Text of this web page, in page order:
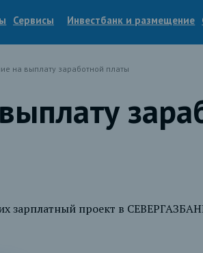
Сервисы Инвестбанк и размещение
на выплату заработной платы
зарплатный проект в